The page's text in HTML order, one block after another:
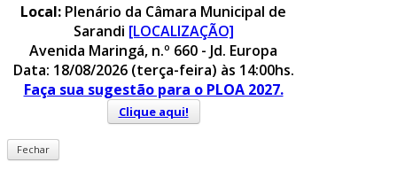
Local: Plenário da Câmara Municipal de
Sarandi [LOCALIZAÇÃO]
Avenida Maringá, n.º 660 - Jd. Europa
Data: 18/08/2026 (terça-feira) às 14:00hs.
Faça sua sugestão para o PLOA 2027.
Clique aqui!
Fechar